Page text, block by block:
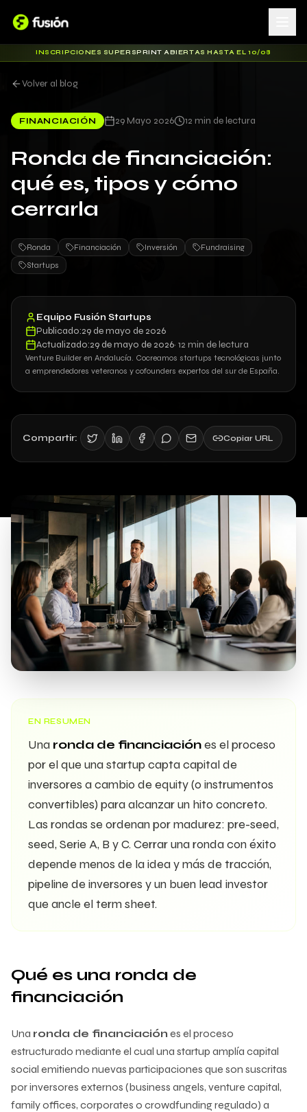
INSCRIPCIONES SUPERSPRINT ABIERTAS HASTA EL 10/08
Volver al blog
FINANCIACIÓN 29 Mayo 2026 12 min de lectura
Ronda de financiación:
qué es, tipos y cómo
cerrarla
Ronda Financiación Inversión
Fundraising
Startups
Equipo Fusión Startups
Publicado:29 de mayo de 2026
Actualizado:29 de mayo de 2026· 12 min de lectura
Venture Builder en Andalucía. Cocreamos startups tecnológicas junto
a emprendedores veteranos y cofounders expertos del sur de España.
Compartir: Copiar URL
EN RESUMEN
Una ronda de financiaciónes el proceso
por el que una startup capta capital de
inversores a cambio de equity (o instrumentos
convertibles) para alcanzar un hito concreto.
Las rondas se ordenan por madurez: pre-seed,
seed, Serie A, B y C. Cerrar una ronda con éxito
depende menos de la idea y más de tracción,
pipeline de inversores y un buen lead investor
que ancle el term sheet.
Qué es una ronda de
financiación
Una ronda de financiación es el proceso
estructurado mediante el cual una startup amplía capital
social emitiendo nuevas participaciones que son suscritas
por inversores externos (business angels, venture capital,
family offices, corporates o crowdfunding regulado) a